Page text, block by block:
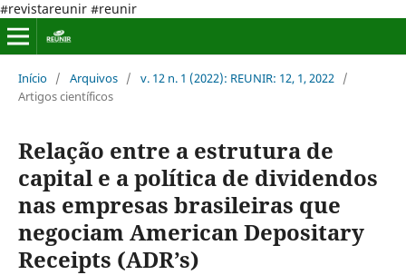
#revistareunir #reunir
Início / Arquivos / v. 12 n. 1 (2022): REUNIR: 12, 1, 2022 /
Artigos científicos
Relação entre a estrutura de
capital e a política de dividendos
nas empresas brasileiras que
negociam American Depositary
Receipts (ADR’s)